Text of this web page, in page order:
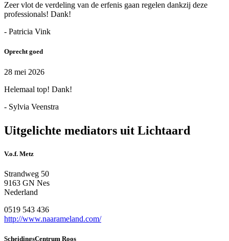
Zeer vlot de verdeling van de erfenis gaan regelen dankzij deze
professionals! Dank!
- Patricia Vink
Oprecht goed
28 mei 2026
Helemaal top! Dank!
- Sylvia Veenstra
Uitgelichte mediators uit Lichtaard
V.o.f. Metz
Strandweg 50
9163 GN Nes
Nederland
0519 543 436
http://www.naarameland.com/
ScheidingsCentrum Roos